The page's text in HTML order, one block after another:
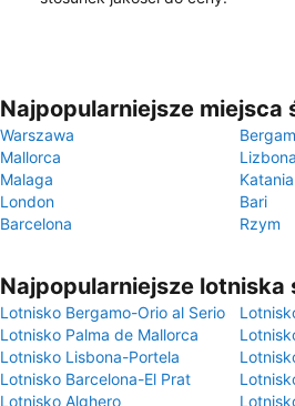
Najpopularniejsze miejsca
Warszawa
Mallorca
Lizbona
Malaga
Katania
London
Bari
Barcelona
Rzym
Najpopularniejsze lotniska
Lotnisko Bergamo-Orio al Serio
Lotnisko Palma de Mallorca
Lotnisko Lisbona-Portela
Lotnisko Barcelona-El Prat
Lotnisko Alghero